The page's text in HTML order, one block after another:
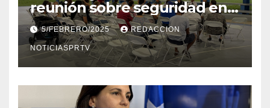
reunión sobre seguridad en
Reparto Metropolitano
5/FEBRERO/2025 REDACCION
NOTICIASPRTV